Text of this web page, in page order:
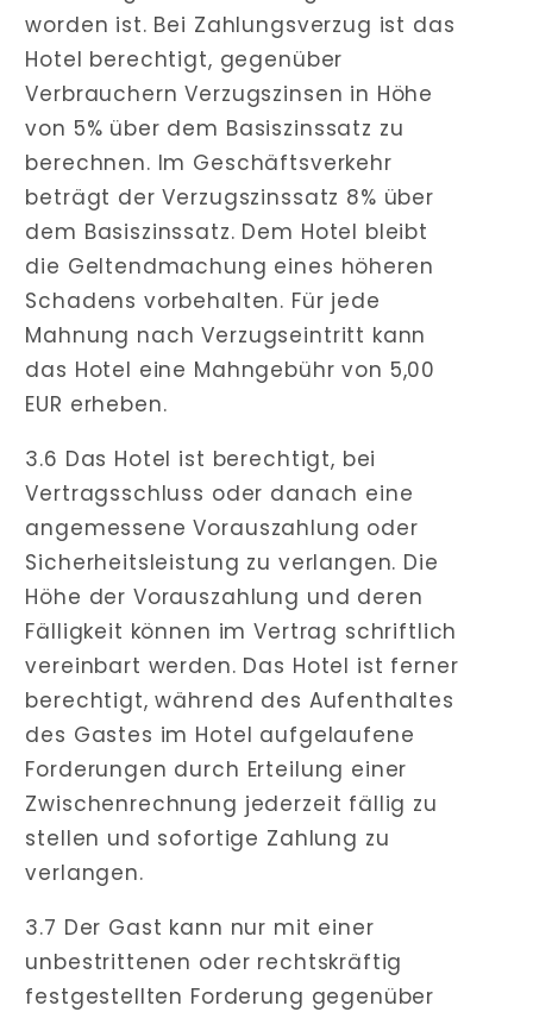
worden ist. Bei Zahlungsverzug ist das
Hotel berechtigt, gegenüber
Verbrauchern Verzugszinsen in Höhe
von 5% über dem Basiszinssatz zu
berechnen. Im Geschäftsverkehr
beträgt der Verzugszinssatz 8% über
dem Basiszinssatz. Dem Hotel bleibt
die Geltendmachung eines höheren
Schadens vorbehalten. Für jede
Mahnung nach Verzugseintritt kann
das Hotel eine Mahngebühr von 5,00
EUR erheben.
3.6 Das Hotel ist berechtigt, bei
Vertragsschluss oder danach eine
angemessene Vorauszahlung oder
Sicherheitsleistung zu verlangen. Die
Höhe der Vorauszahlung und deren
Fälligkeit können im Vertrag schriftlich
vereinbart werden. Das Hotel ist ferner
berechtigt, während des Aufenthaltes
des Gastes im Hotel aufgelaufene
Forderungen durch Erteilung einer
Zwischenrechnung jederzeit fällig zu
stellen und sofortige Zahlung zu
verlangen.
3.7 Der Gast kann nur mit einer
unbestrittenen oder rechtskräftig
festgestellten Forderung gegenüber